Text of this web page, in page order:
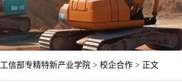
工信部专精特新产业学院 > 校企合作 > 正文